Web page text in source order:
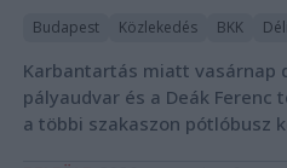
Budapest Közlekedés BKK
Karbantartás miatt vasárnap
pályaudvar és a Deák
a többi szakaszon pótlóbusz